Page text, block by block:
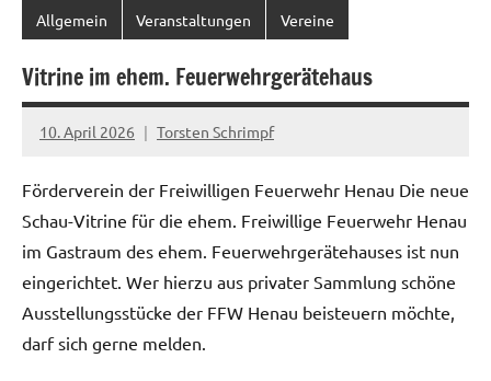
Allgemein Veranstaltungen Vereine
Vitrine im ehem. Feuerwehrgerätehaus
10. April 2026 Torsten Schrimpf
Förderverein der Freiwilligen Feuerwehr Henau Die neue
Schau-Vitrine für die ehem. Freiwillige Feuerwehr Henau
im Gastraum des ehem. Feuerwehrgerätehauses ist nun
eingerichtet. Wer hierzu aus privater Sammlung schöne
Ausstellungsstücke der FFW Henau beisteuern möchte,
darf sich gerne melden.